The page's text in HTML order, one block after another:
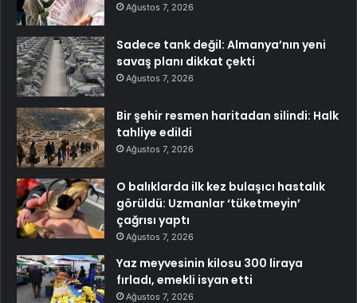
Ağustos 7, 2026
Sadece tank değil: Almanya’nın yeni
savaş planı dikkat çekti
Ağustos 7, 2026
Bir şehir resmen haritadan silindi: Halk
tahliye edildi
Ağustos 7, 2026
O balıklarda ilk kez bulaşıcı hastalık
görüldü: Uzmanlar ‘tüketmeyin’
çağrısı yaptı
Ağustos 7, 2026
Yaz meyvesinin kilosu 300 liraya
fırladı, emekli isyan etti
Ağustos 7, 2026